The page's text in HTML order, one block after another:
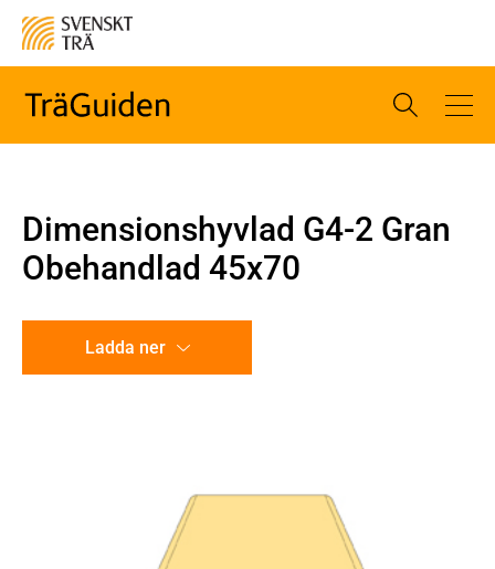
Dimensionshyvlad G4-2 Gran
Obehandlad 45x70
Ladda ner